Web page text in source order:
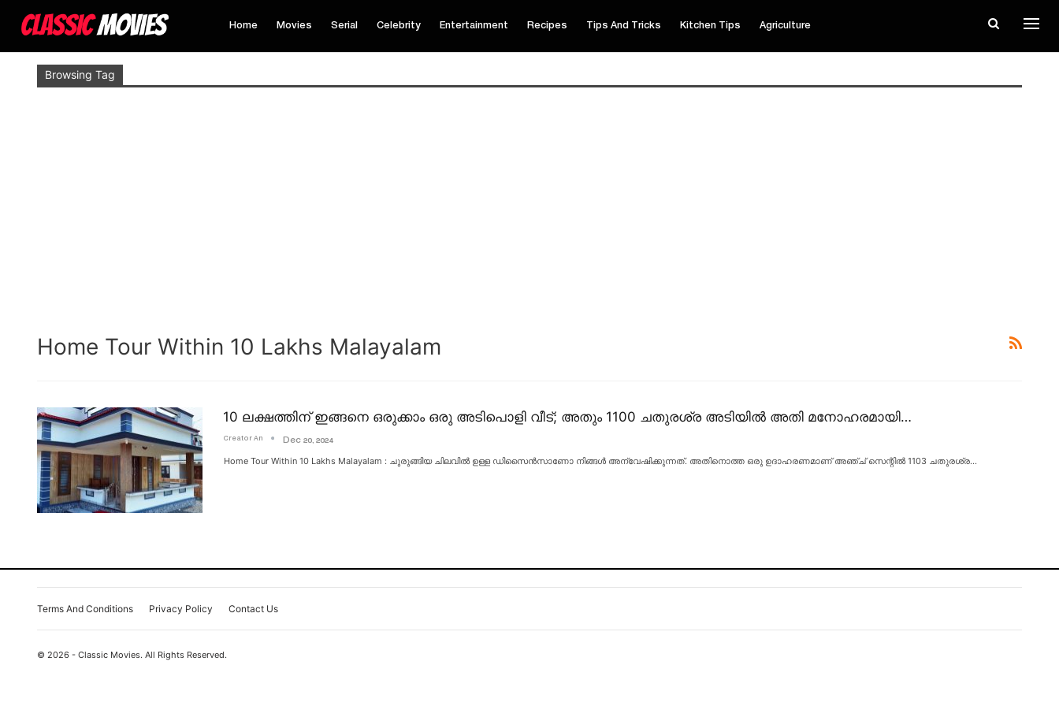
Home Movies Serial Celebrity Entertainment Recipes Tips And Tricks Kitchen Tips Agriculture
Browsing Tag
Home Tour Within 10 Lakhs Malayalam
10 ലക്ഷത്തിന്‌ ഇങ്ങനെ ഒരുക്കാം ഒരു അടിപൊളി വീട്; അതും 1100 ചതുരശ്ര അടിയിൽ അതി മനോഹരമായി…
Creator An Dec 20, 2024
Home Tour Within 10 Lakhs Malayalam : ചുരുങ്ങിയ ചിലവിൽ ഉള്ള ഡിസൈൻസാണോ നിങ്ങൾ അന്വേഷിക്കുന്നത്. അതിനൊത്ത ഒരു ഉദാഹരണമാണ് അഞ്ച് സെന്റിൽ 1103 ചതുരശ്ര…
Terms And Conditions Privacy Policy Contact Us
© 2026 - Classic Movies. All Rights Reserved.